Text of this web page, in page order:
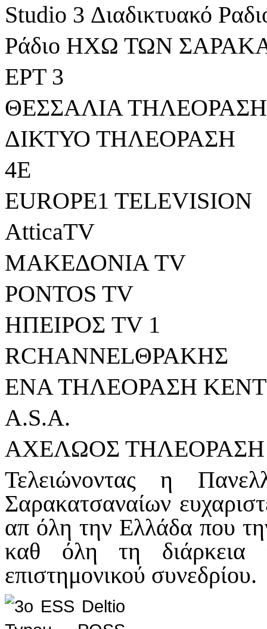
Studio 3 Διαδικτυακό
Ράδιο ΗΧΩ ΤΩΝ
ΕΡΤ 3
ΘΕΣΣΑΛΙΑ ΤΗΛΕΟΡΑΣΗ
ΔΙΚΤΥΟ ΤΗΛΕΟΡΑΣΗ
4Ε
EUROPE1 TELEVISION
AtticaTV
ΜΑΚΕΔΟΝΙΑ TV
PONTOS TV
ΗΠΕΙΡΟΣ TV 1
RCHANNELΘΡΑΚΗΣ
ΕΝΑ ΤΗΛΕΟΡΑΣΗ
A.S.A.
ΑΧΕΛΩΟΣ ΤΗΛΕΟΡΑΣΗ
Τελειώνοντας η
Σαρακατσαναίων
απ όλη την Ελλάδα που
καθ όλη τη διάρκεια
επιστημονικού συνεδρίου.